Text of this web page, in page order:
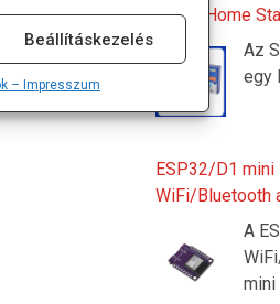
Always active
Beállításkezelés
– Impresszum
Smart Home
Az
egy
ESP32/D1
WiFi/Bluetooth
A
mini